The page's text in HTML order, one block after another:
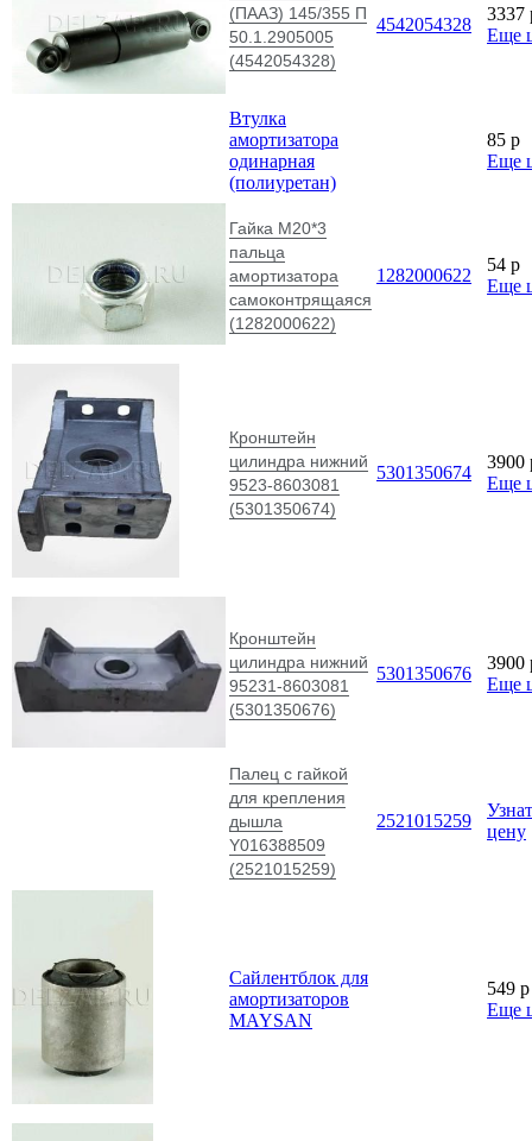
(ПААЗ) 145/355 П
50.1.2905005
(4542054328)
4542054328
3337
Еще
Втулка
амортизатора
одинарная
(полиуретан)
85 p
Еще
Гайка М20*3
пальца
амортизатора
самоконтрящаяся
(1282000622)
1282000622
54 p
Еще
Кронштейн
цилиндра нижний
9523-8603081
(5301350674)
5301350674
3900
Еще
Кронштейн
цилиндра нижний
95231-8603081
(5301350676)
5301350676
3900
Еще
Палец с гайкой
для крепления
дышла
Y016388509
(2521015259)
2521015259
цену
Сайлентблок для
амортизаторов
MAYSAN
549 p
Еще